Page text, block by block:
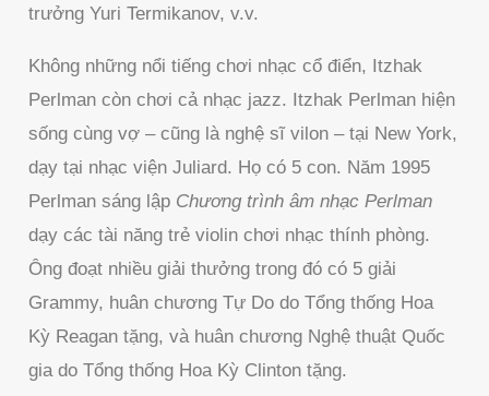
trưởng Yuri Termikanov, v.v.
Không những nổi tiếng chơi nhạc cổ điển, Itzhak
Perlman còn chơi cả nhạc jazz. Itzhak Perlman hiện
sống cùng vợ – cũng là nghệ sĩ vilon – tại New York,
dạy tại nhạc viện Juliard. Họ có 5 con. Năm 1995
Perlman sáng lập Chương trình âm nhạc Perlman
dạy các tài năng trẻ violin chơi nhạc thính phòng.
Ông đoạt nhiều giải thưởng trong đó có 5 giải
Grammy, huân chương Tự Do do Tổng thống Hoa
Kỳ Reagan tặng, và huân chương Nghệ thuật Quốc
gia do Tổng thống Hoa Kỳ Clinton tặng.